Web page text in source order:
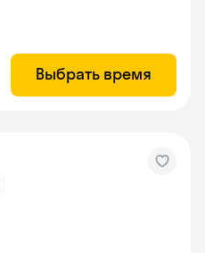
Выбрать время